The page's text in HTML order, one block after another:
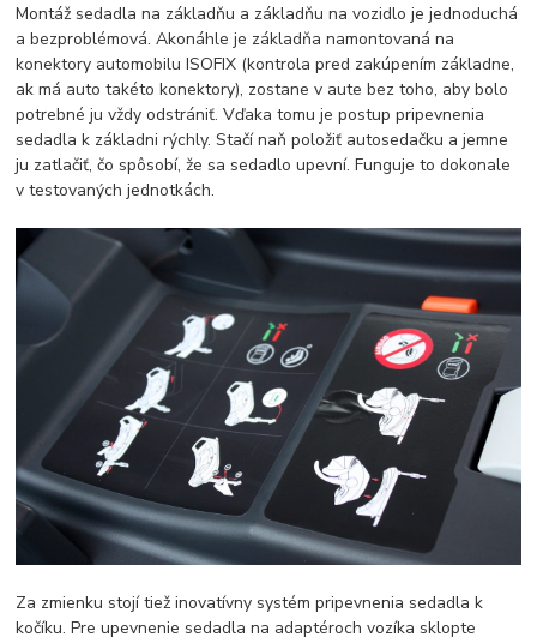
Montáž sedadla na základňu a základňu na vozidlo je jednoduchá
a bezproblémová. Akonáhle je základňa namontovaná na
konektory automobilu ISOFIX (kontrola pred zakúpením základne,
ak má auto takéto konektory), zostane v aute bez toho, aby bolo
potrebné ju vždy odstrániť. Vďaka tomu je postup pripevnenia
sedadla k základni rýchly. Stačí naň položiť autosedačku a jemne
ju zatlačiť, čo spôsobí, že sa sedadlo upevní. Funguje to dokonale
v testovaných jednotkách.
Za zmienku stojí tiež inovatívny systém pripevnenia sedadla k
kočíku. Pre upevnenie sedadla na adaptéroch vozíka sklopte